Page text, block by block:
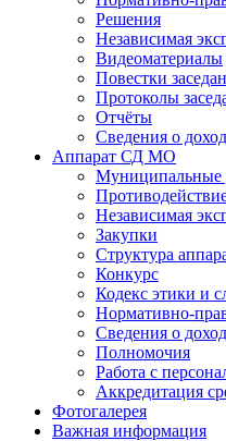
Решения
Независимая
Видеоматериалы
Повестки
Протоколы
Отчёты
Сведения о
Аппарат СД МО
Муниципальные
Независимая
Закупки
Структура
Конкурс
Кодекс этики и
Нормативно-
Сведения о
Полномочия
Работа с
Аккредитация
Фотогалерея
Важная информация